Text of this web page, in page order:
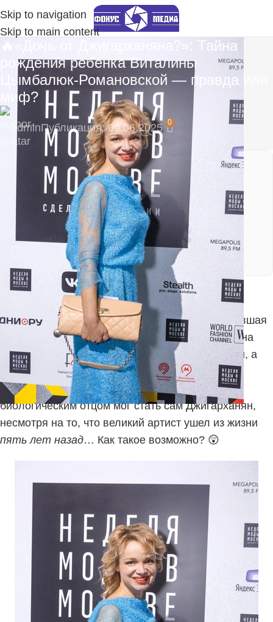
Skip to navigation
Skip to main content
🔥«Дочь от Джигарханяна?»: Тайна
рождения ребенка Виталины
Цымбалюк-Романовской — правда или
миф?
adminПубликация: 09.06.2025 0
⚡ Будьте в числе первых подписчиков и
получите самые свежие новости!
Подпишитесь на наш Telegram-канал, там
моментальные уведомления:
https://t.me/fokmedia
Мир отечественного шоу-бизнеса вновь
взбудоражен сенсационным заявлением — бывшая
жена Армена Джигарханяна, 46-летняя Виталина
Цымбалюк-Романовская, впервые стала мамой, а
СМИ гадают:кто же отец новорожденной
Виктории?Некоторые утверждают, что
биологическим отцом мог стать сам Джигарханян,
несмотря на то, что великий артист ушел из жизни
пять лет назад… Как такое возможно? 😲